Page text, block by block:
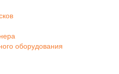
оборудования